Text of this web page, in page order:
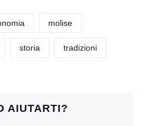
p
Li
molise
storia tradizioni
AIUTARTI?